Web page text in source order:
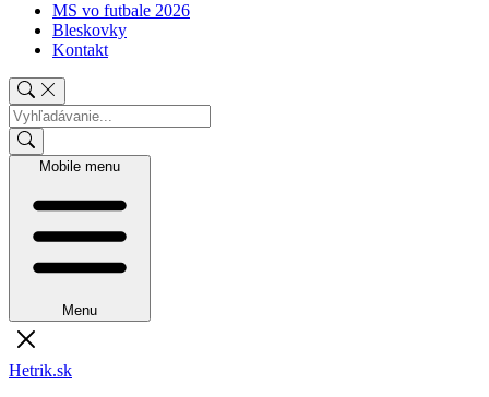
MS vo futbale 2026
Bleskovky
Kontakt
Mobile menu
Menu
Hetrik.sk